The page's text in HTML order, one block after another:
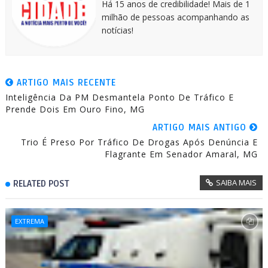
Há 15 anos de credibilidade! Mais de 1
milhão de pessoas acompanhando as
notícias!
ARTIGO MAIS RECENTE
Inteligência Da PM Desmantela Ponto De Tráfico E
Prende Dois Em Ouro Fino, MG
ARTIGO MAIS ANTIGO
Trio É Preso Por Tráfico De Drogas Após Denúncia E
Flagrante Em Senador Amaral, MG
RELATED POST SAIBA MAIS
EXTREMA